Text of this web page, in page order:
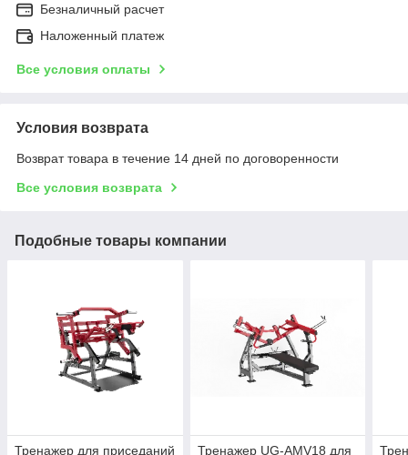
Безналичный расчет
Наложенный платеж
Все условия оплаты
Условия возврата
Возврат товара в течение 14 дней по договоренности
Все условия возврата
Подобные товары компании
Тренажер для приседаний
Тренажер UG-AMV18 для